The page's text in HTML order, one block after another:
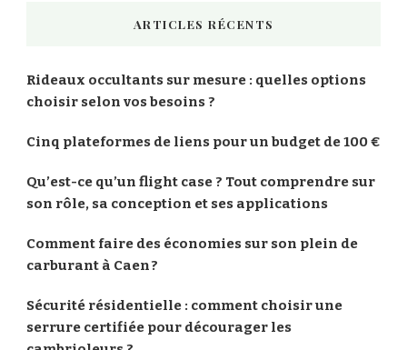
ARTICLES RÉCENTS
Rideaux occultants sur mesure : quelles options
choisir selon vos besoins ?
Cinq plateformes de liens pour un budget de 100 €
Qu’est-ce qu’un flight case ? Tout comprendre sur
son rôle, sa conception et ses applications
Comment faire des économies sur son plein de
carburant à Caen ?
Sécurité résidentielle : comment choisir une
serrure certifiée pour décourager les